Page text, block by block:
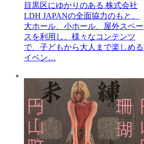
目黒区にゆかりのある 株式会社
LDH JAPANの全面協力のもと、
大ホール、小ホール、屋外スペー
スを利用し、様々なコンテンツ
で、子どもから大人まで楽しめる
イベン…